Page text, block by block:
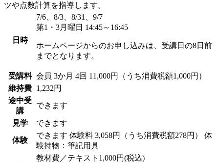
ツや点数計算を指導します。
日時
7/6、8/3、8/31、9/7
第1・3月曜日 14:45～16:45
ホームページからのお申し込みは、受講日の8日前
までとなります。
受講料 会員 3か月 4回 11,000円（うち消費税額1,000円）
維持費
1,232円
途中受
講
できます
見学 できます
体験
できます 体験料 3,058円（うち消費税額278円） 体
験持物：筆記用具
教材費／テキスト1,000円(税込)